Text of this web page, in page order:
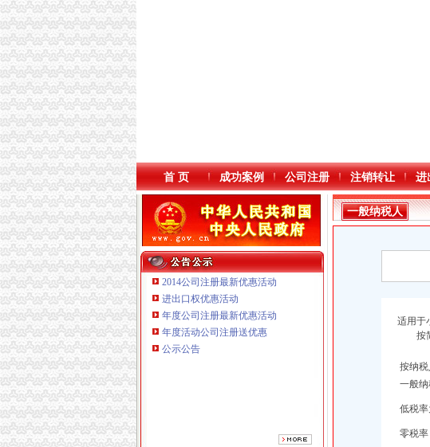
本站导航
首 页 成功案例 公司注册 注销转让 进
2014公司注册最新优惠活动
进出口权优惠活动
年度公司注册最新优惠活动
年度活动公司注册送优惠
公示公告
重庆鸽牌电线电缆有限公司 渝北10010万 (进出口权)
重庆傲志众达投资咨询有限责任公司 渝九1000万 （增资）
重庆海谛升进出口贸易有限公司 渝北100万 （进出口权）
一般纳税人
适用于
按简
按纳
一般
低税
零税